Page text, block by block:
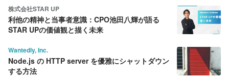
株式会社STAR UP
利他の精神と当事者意識：CPO池田八輝が語る
STAR UPの価値観と描く未来
Wantedly, Inc.
Node.js の HTTP server を優雅にシャットダウン
する方法